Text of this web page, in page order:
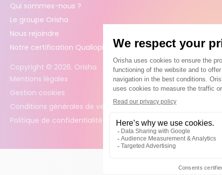
Qui sommes-nous ?
Le groupe Orisha
Nous rejoindre
Notre certification Qualiopi
Copyright © 2026. Orisha
Mentions légales
Gestion cookies
Conditions générales de vente
Politique de confidentialité des données